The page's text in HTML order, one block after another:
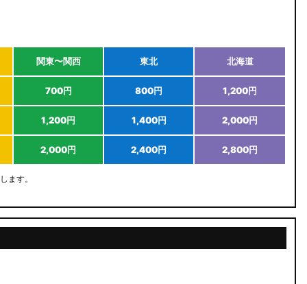
関東〜関西 東北 北海道
700円 800円 1,200円
1,200円 1,400円 2,000円
2,000円 2,400円 2,800円
ます。